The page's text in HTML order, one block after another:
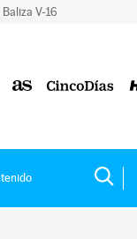
Baliza V-16